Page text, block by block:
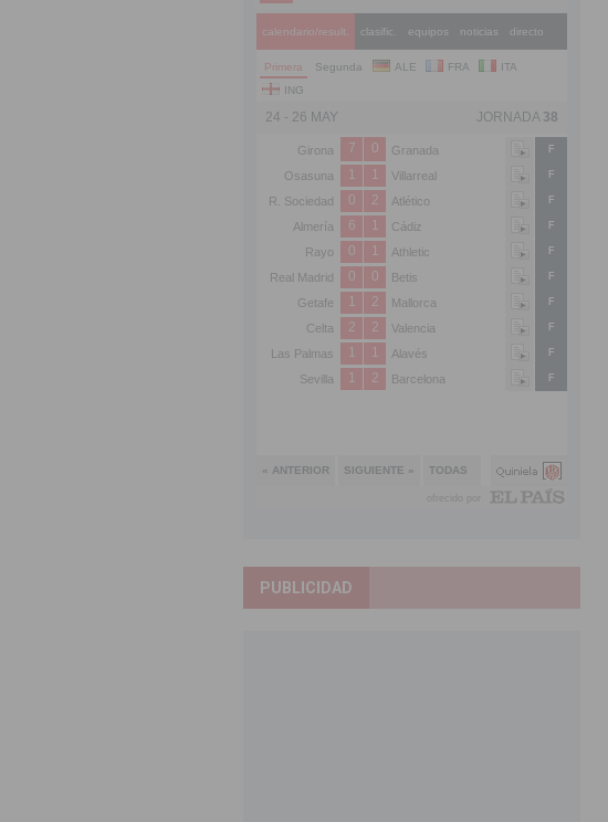
PUBLICIDAD